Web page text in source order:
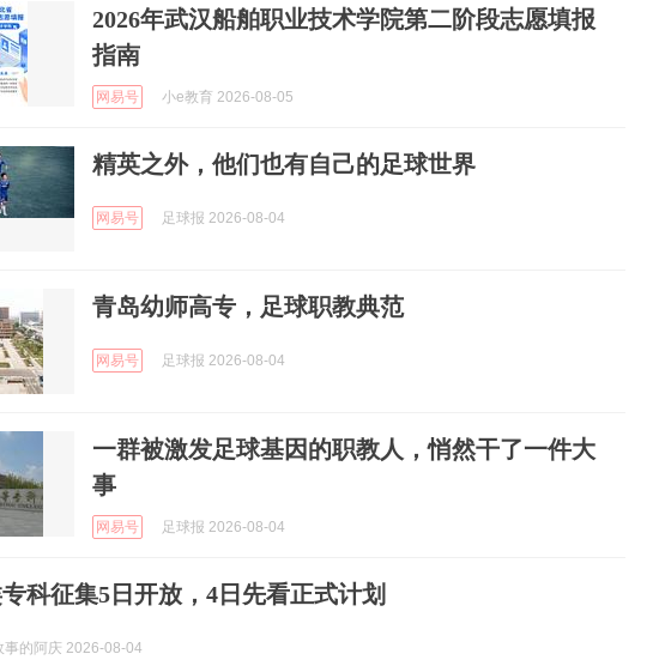
2026年武汉船舶职业技术学院第二阶段志愿填报
指南
网易号 小e教育 2026-08-05
精英之外，他们也有自己的足球世界
网易号 足球报 2026-08-04
青岛幼师高专，足球职教典范
网易号 足球报 2026-08-04
一群被激发足球基因的职教人，悄然干了一件大
事
网易号 足球报 2026-08-04
科征集5日开放，4日先看正式计划
事的阿庆 2026-08-04